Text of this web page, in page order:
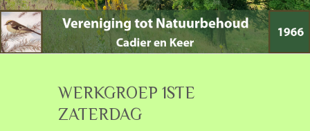
WERKGROEP 1STE
ZATERDAG